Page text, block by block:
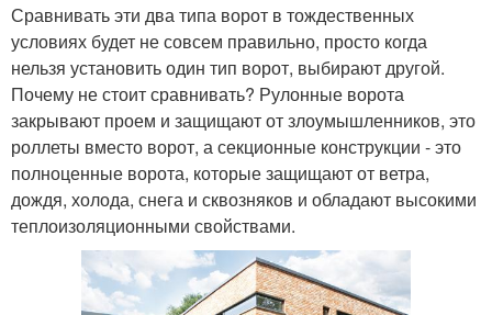
Сравнивать эти два типа ворот в тождественных
условиях будет не совсем правильно, просто когда
нельзя установить один тип ворот, выбирают другой.
Почему не стоит сравнивать? Рулонные ворота
закрывают проем и защищают от злоумышленников, это
роллеты вместо ворот, а секционные конструкции - это
полноценные ворота, которые защищают от ветра,
дождя, холода, снега и сквозняков и обладают высокими
теплоизоляционными свойствами.